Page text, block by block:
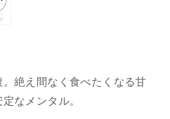
絶え間なく食べたくなる甘
なメンタル。